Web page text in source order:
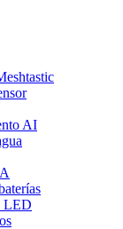
AI
LED